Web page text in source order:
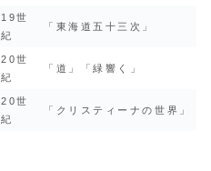
19世
紀
「東海道五十三次」
20世
紀
「道」「緑響く」
20世
紀
「クリスティーナの世界」